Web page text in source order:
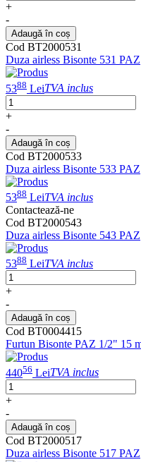
+
-
Adaugă în coș
Cod BT2000531
Duza airless Bisonte 531 PAZ
5388 LeiTVA inclus
+
-
Adaugă în coș
Cod BT2000533
Duza airless Bisonte 533 PAZ
5388 LeiTVA inclus
Contactează-ne
Cod BT2000543
Duza airless Bisonte 543 PAZ
5388 LeiTVA inclus
+
-
Adaugă în coș
Cod BT0004415
Furtun Bisonte PAZ 1/2" 15
44056 LeiTVA inclus
+
-
Adaugă în coș
Cod BT2000517
Duza airless Bisonte 517 PAZ